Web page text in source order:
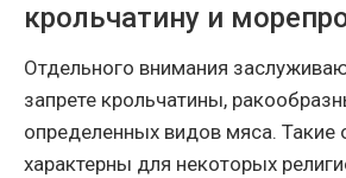
крольчатину и
Отдельного внимания
запрете крольчатины,
определенных видов мяса. Такие
характерны для некоторых